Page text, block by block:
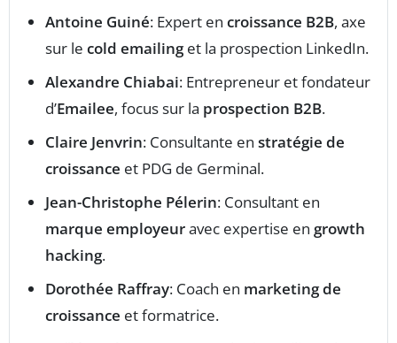
Antoine Guiné: Expert en croissance B2B, axe
sur le cold emailinget la prospection LinkedIn.
Alexandre Chiabai: Entrepreneur et fondateur
d’Emailee, focus sur la prospection B2B.
Claire Jenvrin: Consultante en stratégie de
croissance et PDG de Germinal.
Jean-Christophe Pélerin: Consultant en
marque employeuravec expertise en growth
hacking.
Dorothée Raffray: Coach en marketing de
croissance et formatrice.